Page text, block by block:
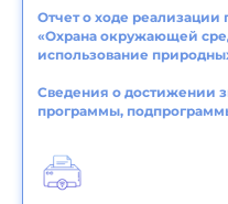
Отчет о ходе реализации
«Охрана окружающей
использование
Сведения о достижении
программы,